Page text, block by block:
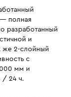
— полная
разработанный
и
же 2-слойный
с
мм и
/ 24 ч.